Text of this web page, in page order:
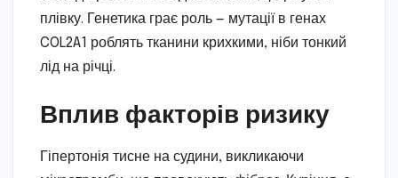
плівку. Генетика грає роль — мутації в генах
COL2A1 роблять тканини крихкими, ніби тонкий
лід на річці.
Вплив факторів ризику
Гіпертонія тисне на судини, викликаючи